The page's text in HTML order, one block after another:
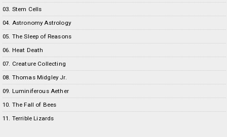
03. Stem Cells
04. Astronomy Astrology
05. The Sleep of Reasons
06. Heat Death
07. Creature Collecting
08. Thomas Midgley Jr.
09. Luminiferous Aether
10. The Fall of Bees
11. Terrible Lizards